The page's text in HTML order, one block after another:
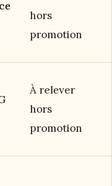
hors
promotion
À relever
hors
promotion